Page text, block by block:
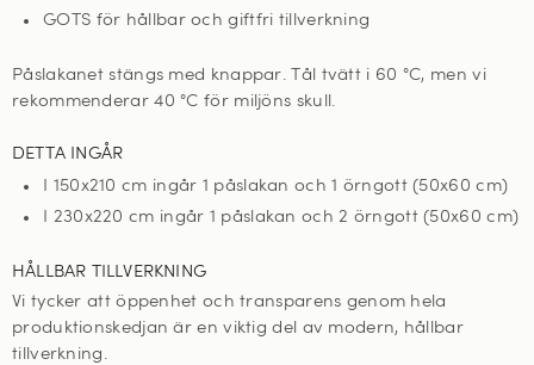
GOTS för hållbar och giftfri tillverkning
Påslakanet stängs med knappar. Tål tvätt i 60 °C, men vi
rekommenderar 40 °C för miljöns skull .
DETTA INGÅR
I 150x210 cm ingår 1 påslakan och 1 örngott (50x60 cm)
I 230x220 cm ingår 1 påslakan och 2 örngott (50x60 cm)
HÅLLBAR TILLVERKNING
Vi tycker att öppenhet och transparens genom hela
produktionskedjan är en viktig del av modern, hållbar
tillverkning.